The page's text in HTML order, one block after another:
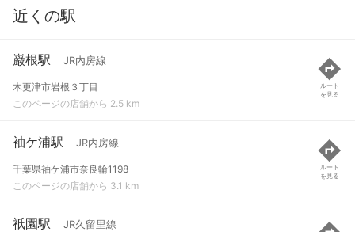
近くの駅
巌根駅 JR内房線
木更津市岩根３丁目
このページの店舗から 2.5 km
ルート
を見る
袖ケ浦駅 JR内房線
千葉県袖ケ浦市奈良輪1198
このページの店舗から 3.1 km
ルート
を見る
祇園駅 JR久留里線